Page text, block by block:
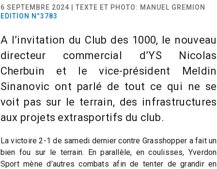
6 SEPTEMBRE 2024 | TEXTE ET PHOTO: MANUEL GREMION
EDITION N°3783
A l’invitation du Club des 1000, le nouveau
directeur commercial d’YS Nicolas
Cherbuin et le vice-président Meldin
Sinanovic ont parlé de tout ce qui ne se
voit pas sur le terrain, des infrastructures
aux projets extrasportifs du club.
La victoire 2-1 de samedi dernier contre Grasshopper a fait un
bien fou sur le terrain. En parallèle, en coulisses, Yverdon
Sport mène d’autres combats afin de tenter de grandir en